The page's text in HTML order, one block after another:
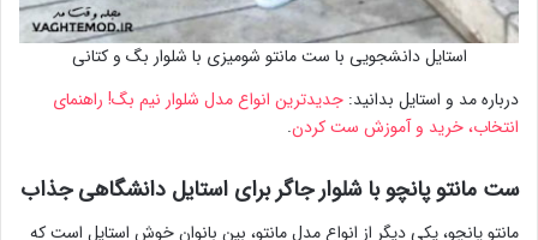
استایل دانشجویی با ست مانتو شومیزی با شلوار بگ و کتانی
درباره مد و استایل بدانید: جدیدترین انواع مدل شلوار نیم بگ! راهنمای
انتخاب، خرید و آموزش ست کردن.
ست مانتو پانچو با شلوار جاگر برای استایل دانشگاهی جذاب
مانتو پانچو، یکی دیگر از انواع مدل مانتو، بین بانوان خوش استایل است که